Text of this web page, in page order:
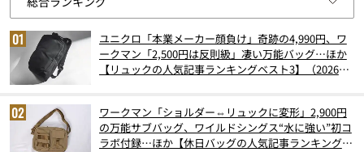
ユニクロ「本業メーカー顔負け」奇跡の4,990円、ワ
ークマン「2,500円は反則級」凄い万能バッグ…ほか
【リュックの人気記事ランキングベスト3】（2026年
ワークマン「ショルダー⇔リュックに変形」2,900円
の万能サブバッグ、ワイルドシングス“水に強い”初コ
ラボ付録…ほか【休日バッグの人気記事ランキングベ